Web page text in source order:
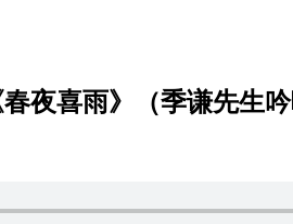
喜雨》（季谦先生吟